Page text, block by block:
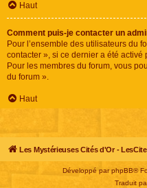
Haut
Comment puis-je contacter un
Pour l’ensemble des utilisateurs du
contacter », si ce dernier a été activé
Pour les membres du forum, vous
du forum ».
Haut
Les Mystérieuses Cités d'Or -
Développé parphpBB®
Traduit